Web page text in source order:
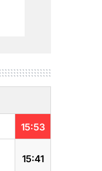
15:53
15:41